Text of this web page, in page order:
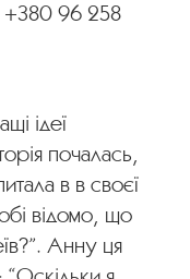
+380 96 258
ідеї
почалась,
в в своєї
відомо, що
Анну ця